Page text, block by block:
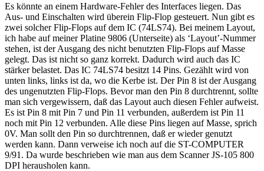
Es könnte an einem Hardware-Fehler des Interfaces liegen. Das
Aus- und Einschalten wird überein Flip-Flop gesteuert. Nun gibt es
zwei solcher Flip-Flops auf dem IC (74LS74). Bei meinem Layout,
ich habe auf meiner Platine 9806 (Unterseite) als ‘Layout’-Nummer
stehen, ist der Ausgang des nicht benutzten Flip-Flops auf Masse
gelegt. Das ist nicht so ganz korrekt. Dadurch wird auch das IC
stärker belastet. Das IC 74LS74 besitzt 14 Pins. Gezählt wird von
unten links, links ist da, wo die Kerbe ist. Der Pin 8 ist der Ausgang
des ungenutzten Flip-Flops. Bevor man den Pin 8 durchtrennt, sollte
man sich vergewissern, daß das Layout auch diesen Fehler aufweist.
Es ist Pin 8 mit Pin 7 und Pin 11 verbunden, außerdem ist Pin 11
noch mit Pin 12 verbunden. Alle diese Pins liegen auf Masse, sprich
0V. Man sollt den Pin so durchtrennen, daß er wieder genutzt
werden kann. Dann verweise ich noch auf die ST-COMPUTER
9/91. Da wurde beschrieben wie man aus dem Scanner JS-105 800
DPI herausholen kann.